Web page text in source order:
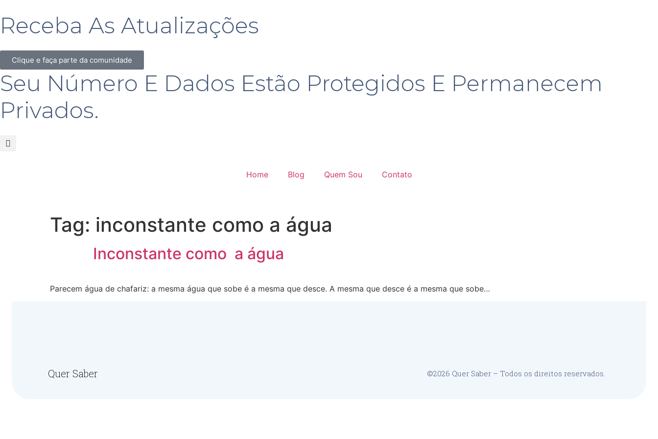
Receba As Atualizações
Clique e faça parte da comunidade
Seu Número E Dados Estão Protegidos E Permanecem
Privados.
Home Blog Quem Sou Contato
Tag: inconstante como a água
Inconstante como a água
Parecem água de chafariz: a mesma água que sobe é a mesma que desce. A mesma que desce é a mesma que sobe…
Quer Saber ©2026 Quer Saber – Todos os direitos reservados.